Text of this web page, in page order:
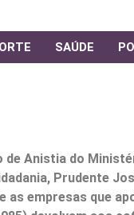
SAÚDE
de Anistia do
Prudente
as empresas que